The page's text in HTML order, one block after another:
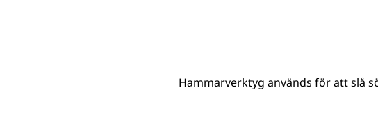
Hammarverktyg används för att slå